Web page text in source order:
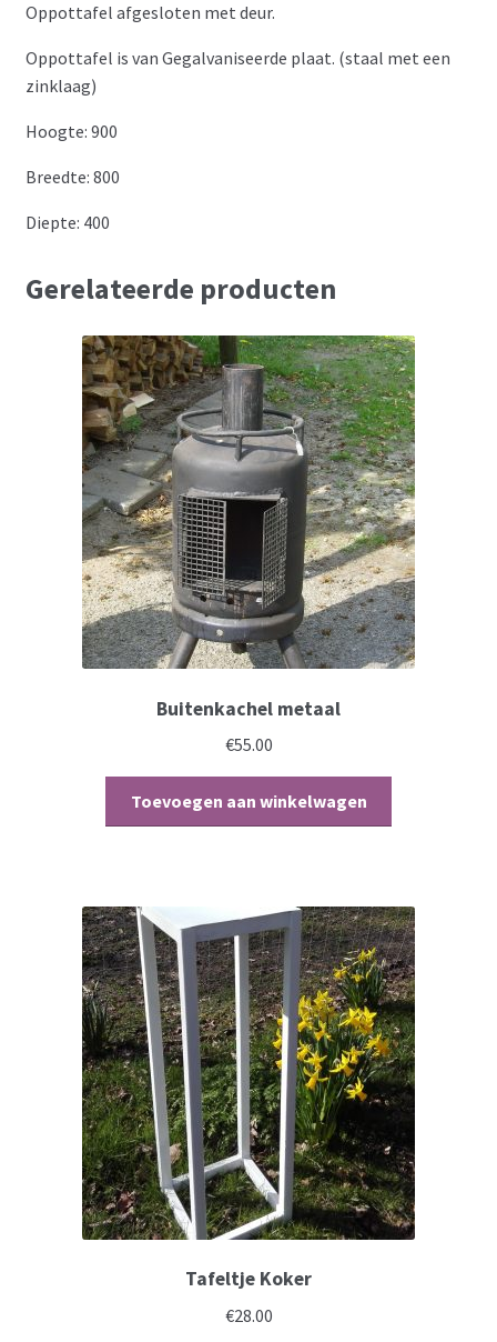
Oppottafel afgesloten met deur.
Oppottafel is van Gegalvaniseerde plaat. (staal met een
zinklaag)
Hoogte: 900
Breedte: 800
Diepte: 400
Gerelateerde producten
Buitenkachel metaal
€55.00
Toevoegen aan winkelwagen
Tafeltje Koker
€28.00